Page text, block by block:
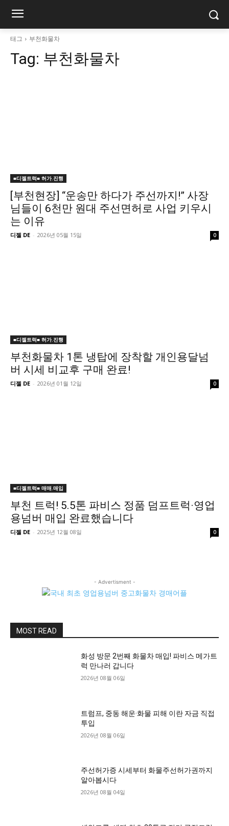
태그 부천화물차
Tag: 부천화물차
■디젤트럭■ 허가.진행
[부천현장] “운송만 하다가 주선까지!” 사장
님들이 6천만 원대 주선면허로 사업 키우시
는 이유
디젤 DE - 2026년 05월 15일 0
■디젤트럭■ 허가.진행
부천화물차 1톤 냉탑에 장착할 개인용달넘
버 시세 비교후 구매 완료!
디젤 DE - 2026년 01월 12일 0
■디젤트럭■ 매매.매입
부천 트럭! 5.5톤 파비스 정품 덤프트럭·영업
용넘버 매입 완료했습니다
디젤 DE - 2025년 12월 08일 0
- Advertisment -
MOST READ
화성 방문 2번째 화물차 매입! 파비스 메가트
럭 만나러 갑니다
2026년 08월 06일
트럼프, 중동 해운·화물 피해 이란 자금 직접
투입
2026년 08월 06일
주선허가증 시세부터 화물주선허가권까지
알아봅시다
2026년 08월 04일